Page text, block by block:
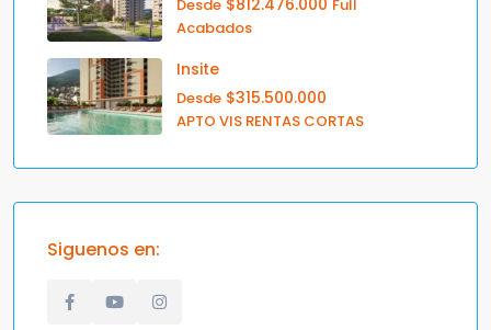
Desde $812.476.000 Full
Acabados
Insite
Desde $315.500.000
APTO VIS RENTAS CORTAS
Siguenos en: